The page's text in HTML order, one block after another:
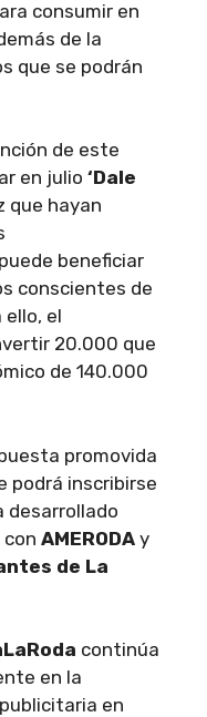
consumir en
de la
que se podrán
de este
en julio ‘Dale
que hayan
beneficiar
conscientes de
ello, el
20.000 que
de 140.000
promovida
podrá inscribirse
desarrollado
AMERODA y
de La
continúa
en la
en